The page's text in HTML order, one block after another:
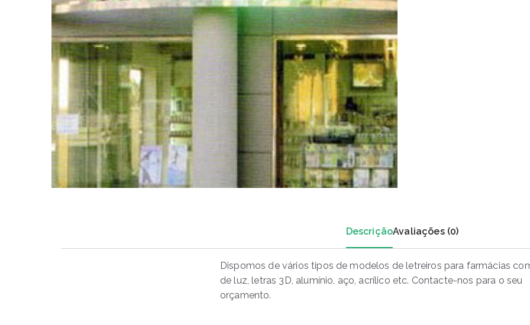
DescriçãoAvaliações (0)
Dispomos de vários tipos de modelos de letreiros para farmácias
de luz, letras 3D, alumínio, aço, acrílico etc. Contacte-nos para o seu
orçamento.